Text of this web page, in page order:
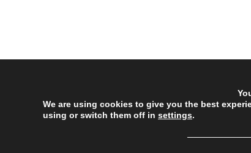
We are using cookies to give you the best
using or switch them off in settings.